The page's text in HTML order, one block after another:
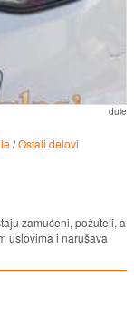
dule
/Ostali delovi
zamućeni, požuteli, a
uslovima i narušava